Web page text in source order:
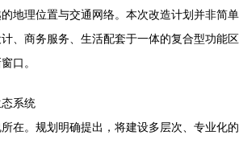
地理位置与交通网络。本次改造计划并非
、商务服务、生活配套于一体的复合型功
口。
系统
在。规划明确提出，将建设多层次、专业化的